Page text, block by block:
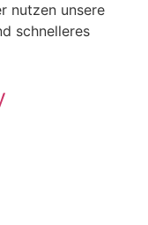
nutzen unsere
schnelleres